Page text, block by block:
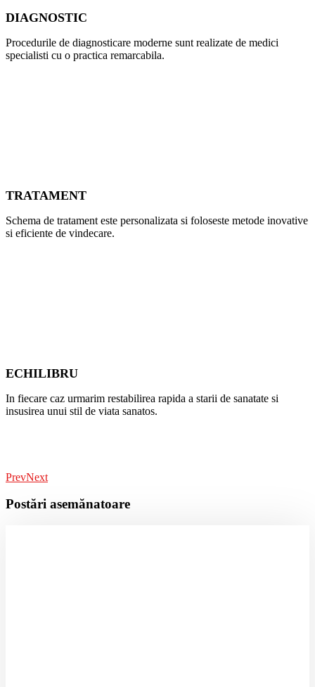
DIAGNOSTIC
Procedurile de diagnosticare moderne sunt realizate de medici
specialisti cu o practica remarcabila.
TRATAMENT
Schema de tratament este personalizata si foloseste metode inovative
si eficiente de vindecare.
ECHILIBRU
In fiecare caz urmarim restabilirea rapida a starii de sanatate si
insusirea unui stil de viata sanatos.
PrevNext
Postări asemănatoare